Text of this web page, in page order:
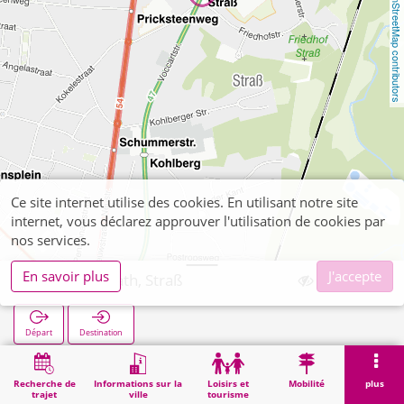
OpenStreetMap contributors
Recherche de
trajet
Informations sur la
ville
Loisirs et
tourisme
Mobilité plus
Herzogenrath, Straß
Départ Destination
Démarrage Herzogenrath, Straß
Ce site internet utilise des cookies. En utilisant notre site
internet, vous déclarez approuver l'utilisation de cookies par
nos services.
En savoir plus
J'accepte